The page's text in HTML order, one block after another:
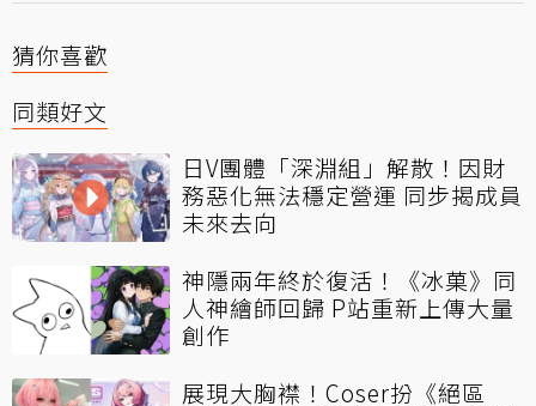
猜你喜歡
同類好文
日V團體「深淵組」解散！因財
務惡化無法穩定營運 同步揭成員
未來去向
神隱兩年終於復活！《冰菓》同
人神繪師回歸 P站重新上傳大量
創作
展現大胸襟！Coser扮《絕區